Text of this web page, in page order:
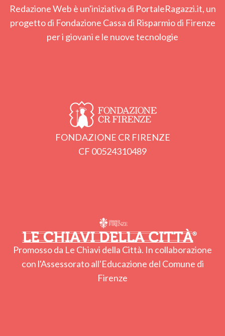
Redazione Web è un'iniziativa di PortaleRagazzi.it, un
progetto di Fondazione Cassa di Risparmio di Firenze
per i giovani e le nuove tecnologie
FONDAZIONE CR FIRENZE
CF 00524310489
Promosso da Le Chiavi della Città. In collaborazione
con l'Assessorato all'Educazione del Comune di
Firenze